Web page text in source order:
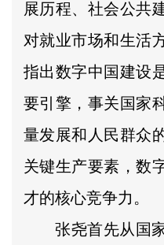
展历程、社会公共
对就业市场和生活
指出数字中国建设
要引擎，事关国家
量发展和人民群众
关键生产要素，数
才的核心竞争力。
张尧首先从国